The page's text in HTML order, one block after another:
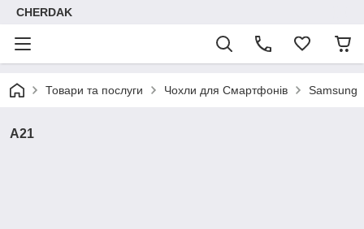
CHERDAK
Товари та послуги Чохли для Смартфонів Samsung
A21